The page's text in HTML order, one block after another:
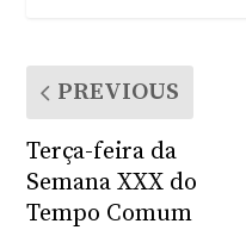
PREVIOUS
Terça-feira da
Semana XXX do
Tempo Comum